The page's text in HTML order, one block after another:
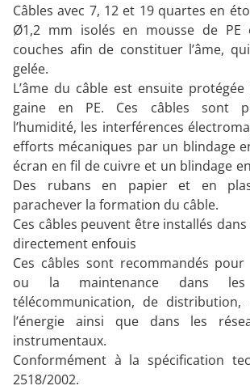
Câbles avec 7, 12 et 19 quartes en
Ø1,2 mm isolés en mousse de PE
couches afin de constituer l’âme,
gelée.
L’âme du câble est ensuite
gaine en PE. Ces câbles sont
l’humidité, les interférences
efforts mécaniques par un blindage
écran en fil de cuivre et un blindage
Des rubans en papier et en
parachever la formation du câble.
Ces câbles peuvent être installés
directement enfouis
Ces câbles sont recommandés
ou la maintenance dans
télécommunication, de
l’énergie ainsi que dans les
instrumentaux.
Conformément à la spécification
2518/2002.